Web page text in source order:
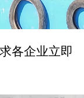
各企业立即